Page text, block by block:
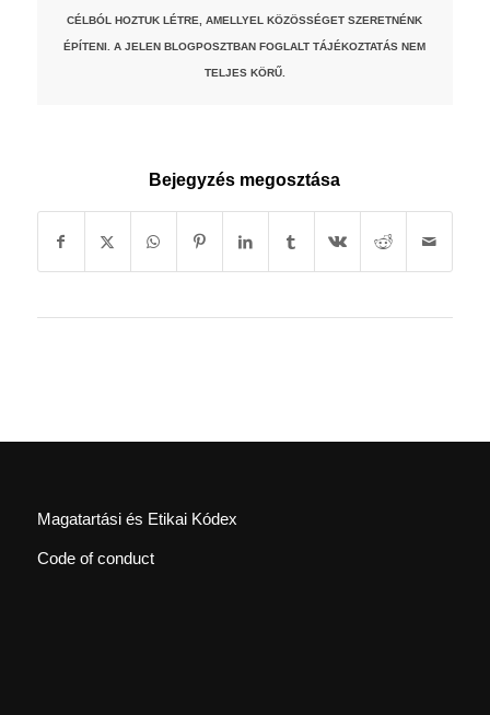
CÉLBÓL HOZTUK LÉTRE, AMELLYEL KÖZÖSSÉGET SZERETNÉNK
ÉPÍTENI. A JELEN BLOGPOSZTBAN FOGLALT TÁJÉKOZTATÁS NEM
TELJES KÖRŰ.
Bejegyzés megosztása
Magatartási és Etikai Kódex
Code of conduct